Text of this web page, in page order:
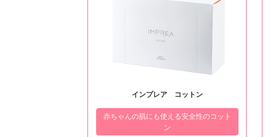
インプレア コットン
赤ちゃんの肌にも使える安全性のコット
ン